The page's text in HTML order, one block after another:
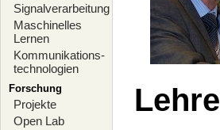
Signalverarbeitung
Maschinelles
Lernen
Kommunikations-
technologien
Forschung
Projekte
Open Lab
Lehre